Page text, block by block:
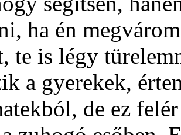
ha én
te is légy
a gyerekek,
de ez